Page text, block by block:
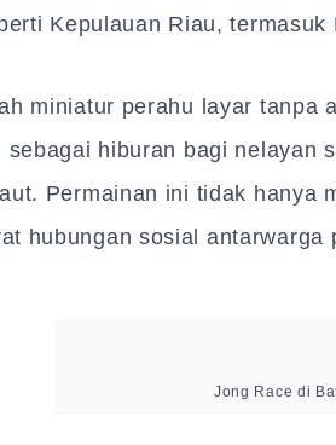
Kepulauan Riau,
miniatur perahu layar tanpa
sebagai hiburan bagi nelayan
Permainan ini tidak hanya
hubungan sosial antarwarga
Jong Race di